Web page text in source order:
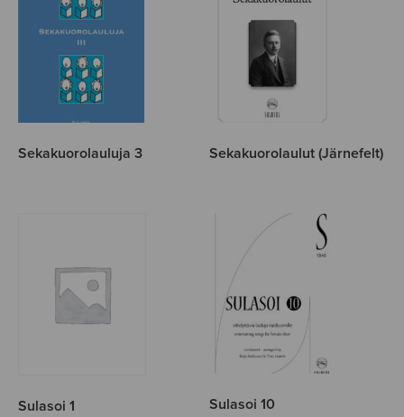
Sekakuorolauluja 3 Sekakuorolaulut (Järnefelt)
Sulasoi 1 Sulasoi 10